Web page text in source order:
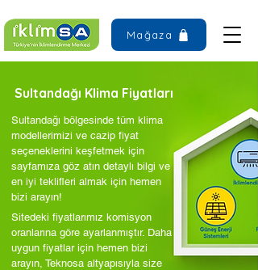
Mağaza
Sultandağı Klima Fiyatları
Sultandağı bölgesinde tüm klima
modellerimizi ve cazip fiyat
seçeneklerini keşfetmek için
sayfamıza göz atın detaylı bilgi ve
en iyi teklifleri almak için hemen
bizi arayın!
Sitedeki fiyatlarımız komisyon
oranlarına göre ayarlanmıştır. Daha
uygun fiyatlar için hemen bizi
arayın, Teknosa altyapısıyla size